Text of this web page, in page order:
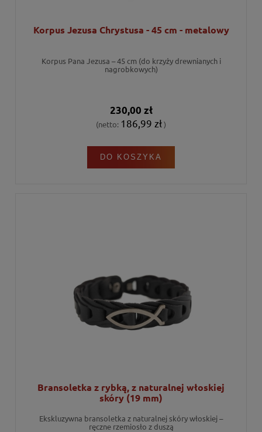
Korpus Jezusa Chrystusa - 45 cm - metalowy
Korpus Pana Jezusa – 45 cm (do krzyży drewnianych i
nagrobkowych)
230,00 zł
(netto: 186,99 zł)
DO KOSZYKA
Bransoletka z rybką, z naturalnej włoskiej
skóry (19 mm)
Ekskluzywna bransoletka z naturalnej skóry włoskiej –
ręczne rzemiosło z duszą